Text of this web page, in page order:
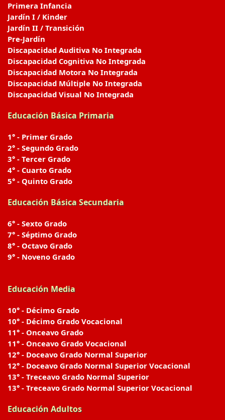
Primera Infancia
Jardín I / Kinder
Jardín II / Transición
Pre-Jardín
Discapacidad Auditiva No Integrada
Discapacidad Cognitiva No Integrada
Discapacidad Motora No Integrada
Discapacidad Múltiple No Integrada
Discapacidad Visual No Integrada
Educación Básica Primaria
1° - Primer Grado
2° - Segundo Grado
3° - Tercer Grado
4° - Cuarto Grado
5° - Quinto Grado
Educación Básica Secundaria
6° - Sexto Grado
7° - Séptimo Grado
8° - Octavo Grado
9° - Noveno Grado
Educación Media
10° - Décimo Grado
10° - Décimo Grado Vocacional
11° - Onceavo Grado
11° - Onceavo Grado Vocacional
12° - Doceavo Grado Normal Superior
12° - Doceavo Grado Normal Superior Vocacional
13° - Treceavo Grado Normal Superior
13° - Treceavo Grado Normal Superior Vocacional
Educación Adultos